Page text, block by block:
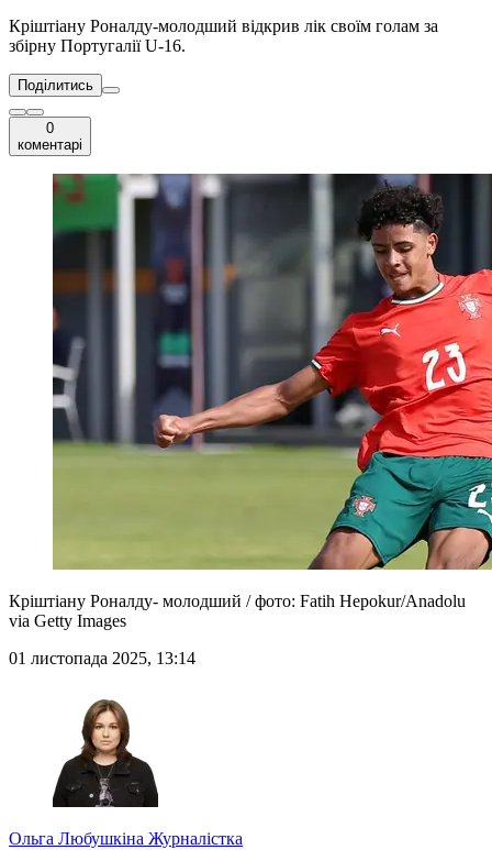
Кріштіану Роналду-молодший відкрив лік своїм голам за
збірну Португалії U-16.
Поділитись
0
коментарі
Кріштіану Роналду- молодший / фото: Fatih Hepokur/Anadolu
via Getty Images
01 листопада 2025, 13:14
Ольга Любушкіна Журналістка